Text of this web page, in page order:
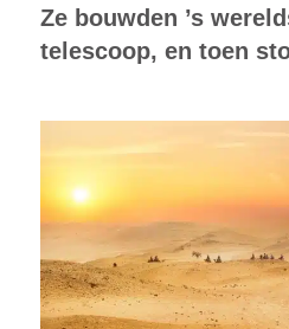
Ze bouwden ’s
telescoop, en toen